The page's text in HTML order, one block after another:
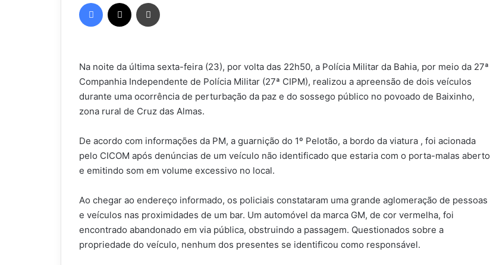
e-
mail
Facebook
Na noite da última sexta-feira (23), por volta das 22h50, a Polícia Militar da Bahia, por meio da 27ª
Companhia Independente de Polícia Militar (27ª CIPM), realizou a apreensão de dois veículos
durante uma ocorrência de perturbação da paz e do sossego público no povoado de Baixinho,
zona rural de Cruz das Almas.
De acordo com informações da PM, a guarnição do 1º Pelotão, a bordo da viatura , foi acionada
pelo CICOM após denúncias de um veículo não identificado que estaria com o porta-malas aberto
e emitindo som em volume excessivo no local.
Ao chegar ao endereço informado, os policiais constataram uma grande aglomeração de pessoas
e veículos nas proximidades de um bar. Um automóvel da marca GM, de cor vermelha, foi
encontrado abandonado em via pública, obstruindo a passagem. Questionados sobre a
propriedade do veículo, nenhum dos presentes se identificou como responsável.